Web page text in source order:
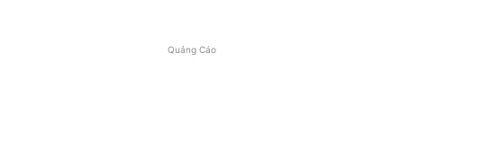
Quảng Cáo